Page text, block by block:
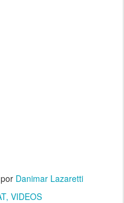
por Danimar Lazaretti
VIDEOS